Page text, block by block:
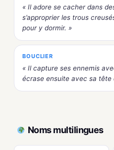
« Il adore se cacher dans
s’approprier les trous
pour y dormir. »
BOUCLIER
« Il capture ses ennemis
écrase ensuite avec sa tête
Noms multilingues